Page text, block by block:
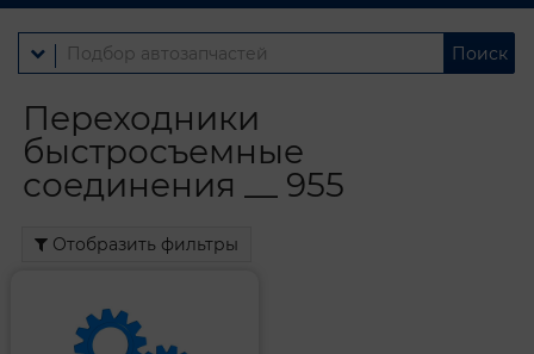
Поиск
Переходники
быстросъемные
соединения __ 955
Отобразить фильтры